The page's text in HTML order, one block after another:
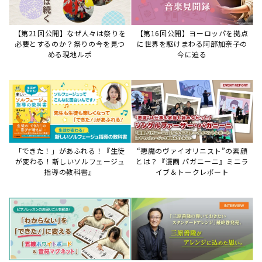
【第21回公開】なぜ人々は祭りを
必要とするのか？祭りの今を見つ
める現地ルポ
【第16回公開】ヨーロッパを拠点
に世界を駆けまわる阿部加奈子の
今に迫る
「できた！」があふれる！『生徒
が変わる！新しいソルフェージュ
指導の教科書』
“悪魔のヴァイオリニスト”の素顔
とは？『漫画 パガニーニ』ミニラ
イブ＆トークレポート